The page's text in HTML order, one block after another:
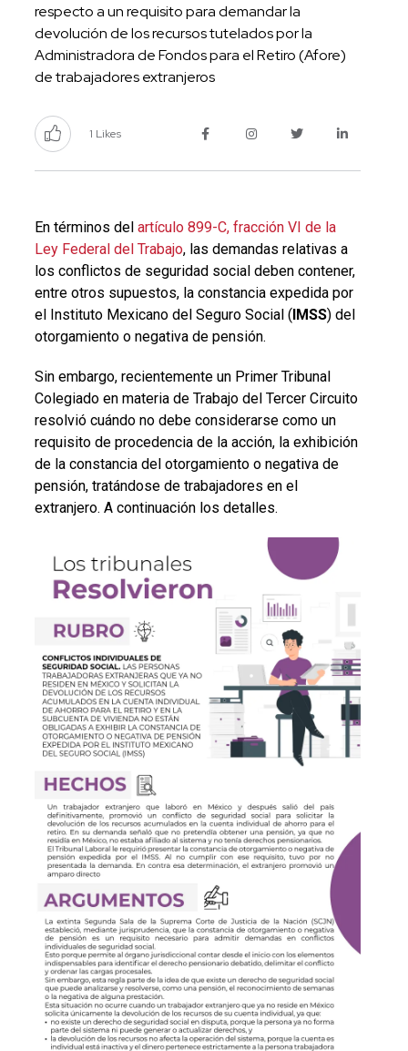
respecto a un requisito para demandar la
devolución de los recursos tutelados por la
Administradora de Fondos para el Retiro (Afore)
de trabajadores extranjeros
1 Likes
En términos del artículo 899-C, fracción VI de la
Ley Federal del Trabajo, las demandas relativas a
los conflictos de seguridad social deben contener,
entre otros supuestos, la constancia expedida por
el Instituto Mexicano del Seguro Social (IMSS) del
otorgamiento o negativa de pensión.
Sin embargo, recientemente un Primer Tribunal
Colegiado en materia de Trabajo del Tercer Circuito
resolvió cuándo no debe considerarse como un
requisito de procedencia de la acción, la exhibición
de la constancia del otorgamiento o negativa de
pensión, tratándose de trabajadores en el
extranjero. A continuación los detalles.